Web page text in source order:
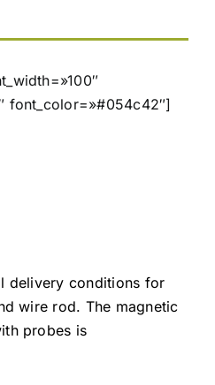
font_color=»#054c42″]
delivery conditions for
wire rod. The magnetic
probes is